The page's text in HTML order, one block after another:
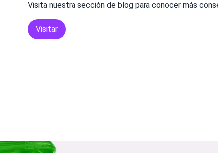
Visita nuestra sección de blog para conocer más
Visitar